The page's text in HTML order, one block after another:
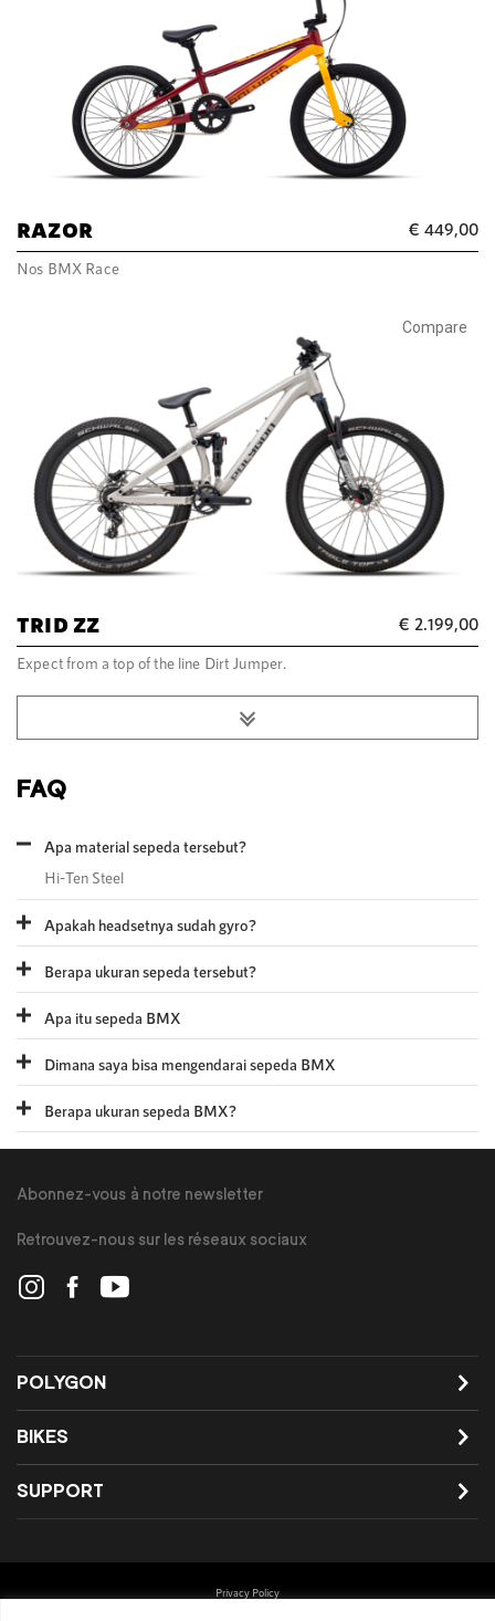
RAZOR € 449,00
Nos BMX Race
Compare
TRID ZZ € 2.199,00
Expect from a top of the line Dirt Jumper.
FAQ
Apa material sepeda tersebut?
Hi-Ten Steel
Apakah headsetnya sudah gyro?
Berapa ukuran sepeda tersebut?
Apa itu sepeda BMX
Dimana saya bisa mengendarai sepeda BMX
Berapa ukuran sepeda BMX?
POLYGON
BIKES
SUPPORT
Abonnez-vous à notre newsletter
Retrouvez-nous sur les réseaux sociaux
Privacy Policy